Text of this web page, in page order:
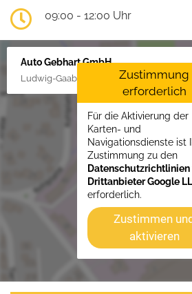
09:00 - 12:00 Uhr
Auto Gebhart GmbH
Ludwig-Gaab-Str. 4, 88427 BadZustimmung
erforderlich
Für die Aktivierung der
Karten- und
Navigationsdienste ist
Zustimmung zu den
Datenschutzrichtlinien
Drittanbieter Google
erforderlich.
Zustimmen und
aktivieren